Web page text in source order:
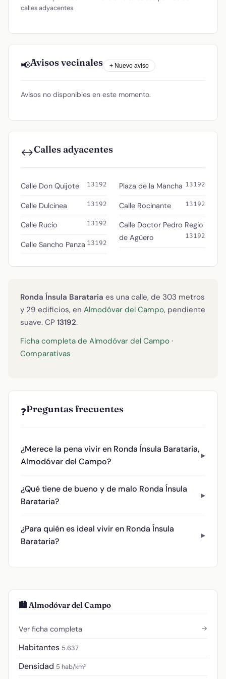
calles adyacentes
📢Avisos vecinales + Nuevo aviso
Avisos no disponibles en este momento.
↔️Calles adyacentes
Calle Don Quijote 13192
Calle Dulcinea 13192
Calle Rucio 13192
Calle Sancho Panza 13192
Plaza de la Mancha 13192
Calle Rocinante 13192
Calle Doctor Pedro Regio
de Agüero
13192
Ronda Ínsula Barataria es una calle, de 303 metros
y 29 edificios, en Almodóvar del Campo, pendiente
suave. CP 13192.
Ficha completa de Almodóvar del Campo ·
Comparativas
❓Preguntas frecuentes
¿Merece la pena vivir en Ronda Ínsula Barataria,
Almodóvar del Campo?
¿Qué tiene de bueno y de malo Ronda Ínsula
Barataria?
¿Para quién es ideal vivir en Ronda Ínsula
Barataria?
🏙️ Almodóvar del Campo
Ver ficha completa →
Habitantes 5.637
Densidad 5 hab/km²